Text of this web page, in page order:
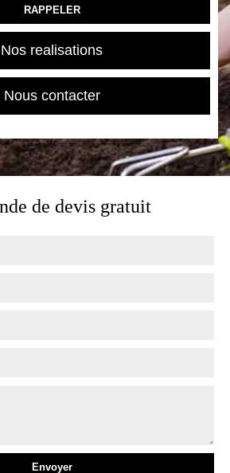
Nos realisations
Nous contacter
de devis gratuit